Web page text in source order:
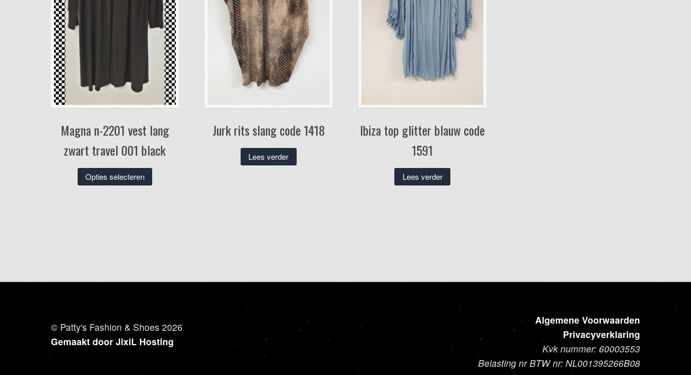
Magna n-2201 vest lang
zwart travel 001 black
Opties selecteren
product
worden
Jurk rits slang code 1418
Lees verder
Ibiza top glitter blauw code
1591
Lees verder
© Patty's Fashion & Shoes 2026
Gemaakt door JixiL Hosting
Algemene Voorwaarden
Privacyverklaring
Kvk nummer: 60003553
Belasting nr BTW nr: NL001395266B08